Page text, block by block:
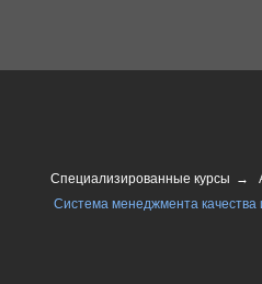
Специализированные курсы →
Система менеджмента качества